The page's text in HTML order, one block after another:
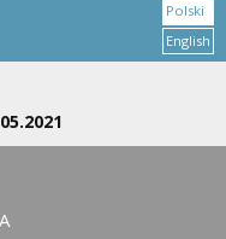
Polski
English